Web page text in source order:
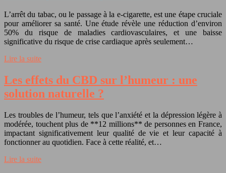
L’arrêt du tabac, ou le passage à la e-cigarette, est une étape cruciale
pour améliorer sa santé. Une étude révèle une réduction d’environ
50% du risque de maladies cardiovasculaires, et une baisse
significative du risque de crise cardiaque après seulement…
Lire la suite
Les effets du CBD sur l’humeur : une
solution naturelle ?
Les troubles de l’humeur, tels que l’anxiété et la dépression légère à
modérée, touchent plus de **12 millions** de personnes en France,
impactant significativement leur qualité de vie et leur capacité à
fonctionner au quotidien. Face à cette réalité, et…
Lire la suite